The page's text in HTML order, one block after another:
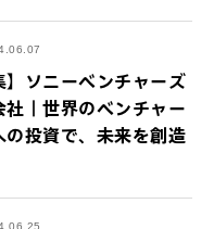
】ソニーベンチャーズ
社｜世界のベンチャー
の投資で、未来を創造